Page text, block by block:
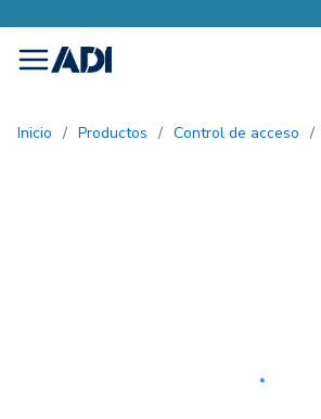
menu
Inicio / Productos / Control de acceso /